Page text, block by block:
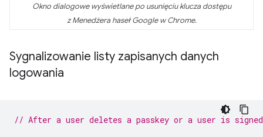
Okno dialogowe wyświetlane po usunięciu klucza dostępu
z Menedżera haseł Google w Chrome.
Sygnalizowanie listy zapisanych danych
logowania
// After a user deletes a passkey or a user is